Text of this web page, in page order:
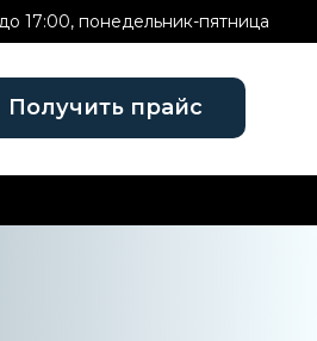
17:00, понедельник-пятница
Получить прайс